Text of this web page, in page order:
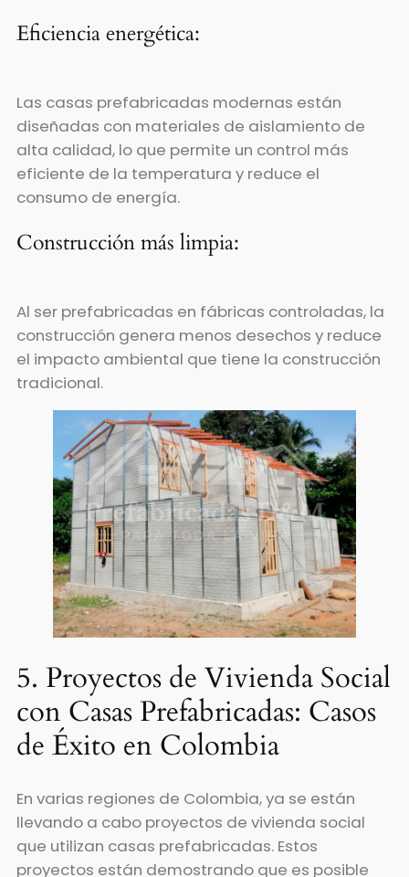
Eficiencia energética:
Las casas prefabricadas modernas están
diseñadas con materiales de aislamiento de
alta calidad, lo que permite un control más
eficiente de la temperatura y reduce el
consumo de energía.
Construcción más limpia:
Al ser prefabricadas en fábricas controladas, la
construcción genera menos desechos y reduce
el impacto ambiental que tiene la construcción
tradicional.
5. Proyectos de Vivienda Social
con Casas Prefabricadas: Casos
de Éxito en Colombia
En varias regiones de Colombia, ya se están
llevando a cabo proyectos de vivienda social
que utilizan casas prefabricadas. Estos
proyectos están demostrando que es posible